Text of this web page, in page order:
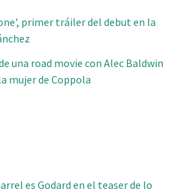
primer tráiler del debut en la
una road movie con Alec Baldwin
mujer de Coppola
es Godard en el teaser de lo